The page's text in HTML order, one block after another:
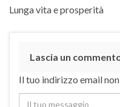
Lunga vita e prosperità
Lascia un
Il tuo indirizzo email